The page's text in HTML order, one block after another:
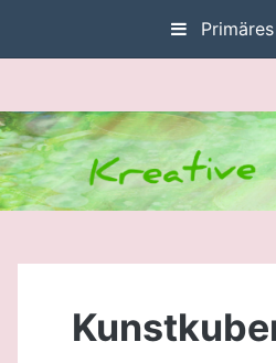
springen